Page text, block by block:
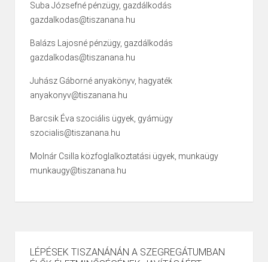
Suba Józsefné pénzügy, gazdálkodás
gazdalkodas@tiszanana.hu
Balázs Lajosné pénzügy, gazdálkodás
gazdalkodas@tiszanana.hu
Juhász Gáborné anyakönyv, hagyaték
anyakonyv@tiszanana.hu
Barcsik Éva szociális ügyek, gyámügy
szocialis@tiszanana.hu
Molnár Csilla közfoglalkoztatási ügyek, munkaügy
munkaugy@tiszanana.hu
LÉPÉSEK TISZANÁNÁN A SZEGREGÁTUMBAN